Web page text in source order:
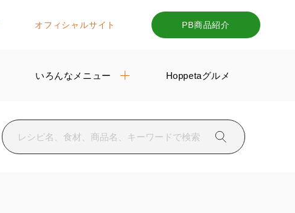
オフィシャルサイト PB商品紹介
いろんなメニュー Hoppetaグルメ